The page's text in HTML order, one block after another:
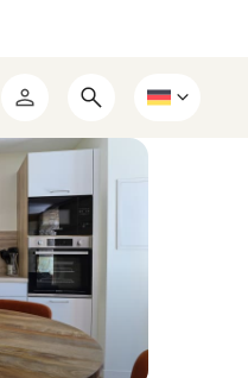
Mein
RCN
Suchformular
öffnen
Wählen
eine